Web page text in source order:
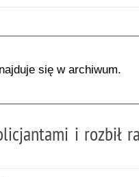
się w archiwum.
i rozbił